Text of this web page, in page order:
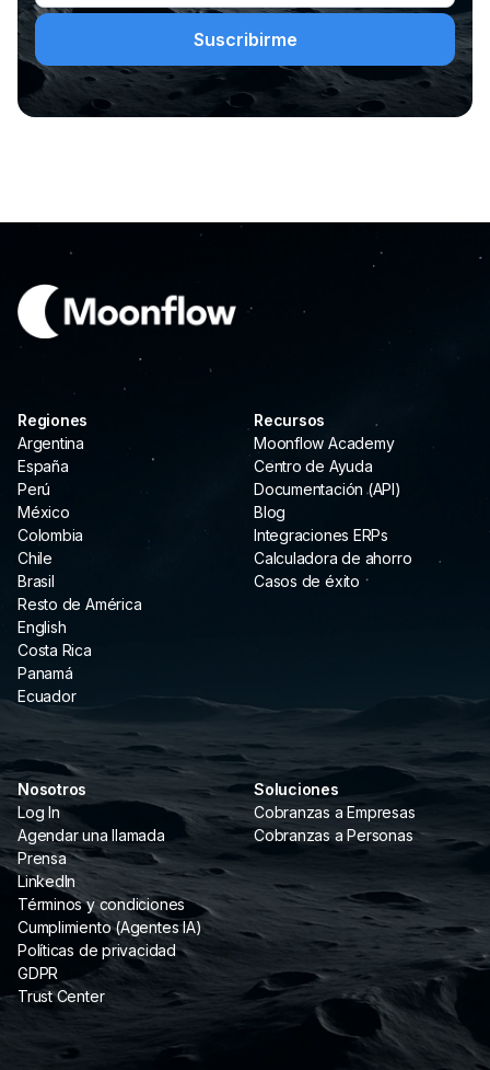
Soluciones
Cobranzas a Empresas
Cobranzas a Personas
Regiones
Argentina
España
Perú
México
Colombia
Chile
Brasil
Resto de América
English
Costa Rica
Panamá
Ecuador
Recursos
Moonflow Academy
Centro de Ayuda
Documentación (API)
Blog
Integraciones ERPs
Calculadora de ahorro
Casos de éxito
Nosotros
Log In
Agendar una llamada
Prensa
LinkedIn
Términos y condiciones
Cumplimiento (Agentes IA)
Políticas de privacidad
GDPR
Trust Center